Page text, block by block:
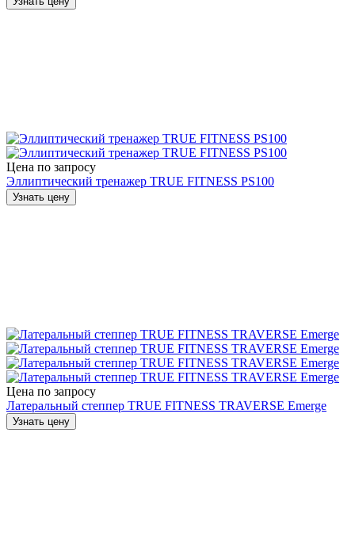
Цена по запросу
Эллиптический тренажер TRUE FITNESS PS100
Узнать цену
Цена по запросу
Латеральный степпер TRUE FITNESS TRAVERSE Emerge
Узнать цену